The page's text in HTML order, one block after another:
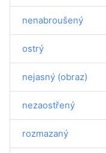
nenabroušený
ostrý
nejasný (obraz)
nezaostřený
rozmazaný